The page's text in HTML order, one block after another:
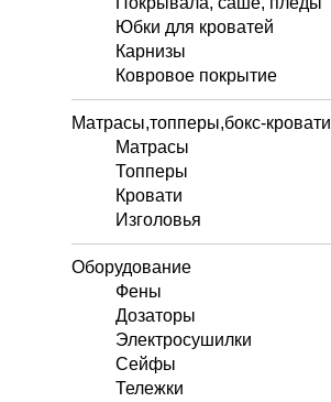
Юбки для кроватей
Карнизы
Ковровое покрытие
Матрасы,топперы,бокс-кровати
Матрасы
Топперы
Кровати
Изголовья
Оборудование
Фены
Дозаторы
Электросушилки
Сейфы
Тележки